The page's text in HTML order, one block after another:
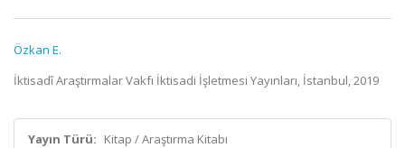
Özkan E.
İktisadî Araştırmalar Vakfı İktisadi İşletmesi Yayınları, İstanbul, 2019
Yayın Türü: Kitap / Araştırma Kitabı